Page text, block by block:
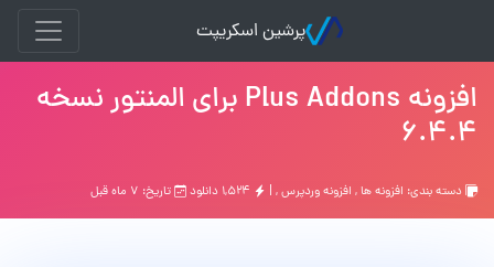
پرشین اسکریپت
افزونه Plus Addons برای المنتور نسخه
6.4.4
دسته بندی: افزونه ها, افزونه وردپرس, | تاریخ: ۷ ماه قبل